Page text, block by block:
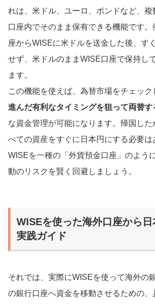
れは、米ドル、ユーロ、ポンドなど、
口座内でそのまま保有できる機能です。
座からWISEに米ドルを送金した後、す
せず、米ドルのままWISE口座で保持し
ます。
この機能を使えば、為替市場をチェック
進んだ有利なタイミングを狙って両替す
な資金管理が可能になります。帰国し
べての資産をすぐに日本円にする必要は
WISEを一種の「外貨預金口座」のよう
動のリスクを賢く回避しましょう。
WISEを使った海外口座から
実践ガイド
それでは、実際にWISEを使って海外の
の銀行口座へ資金を移動させるための